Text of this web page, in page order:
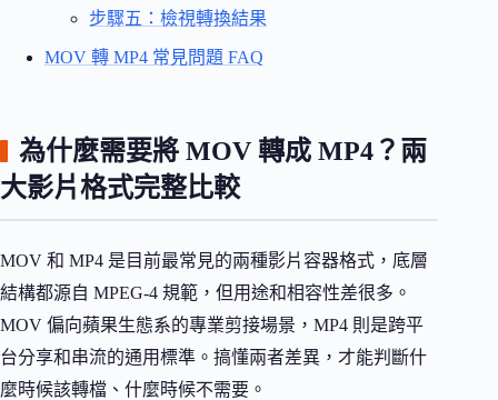
步驟五：檢視轉換結果
MOV 轉 MP4 常見問題 FAQ
為什麼需要將 MOV 轉成 MP4？兩
大影片格式完整比較
MOV 和 MP4 是目前最常見的兩種影片容器格式，底層
結構都源自 MPEG-4 規範，但用途和相容性差很多。
MOV 偏向蘋果生態系的專業剪接場景，MP4 則是跨平
台分享和串流的通用標準。搞懂兩者差異，才能判斷什
麼時候該轉檔、什麼時候不需要。